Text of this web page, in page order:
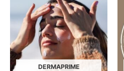
DERMAPRIME